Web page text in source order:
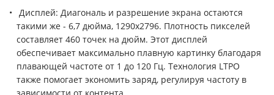
Дисплей: Диагональ и разрешение экрана остаются
такими же - 6,7 дюйма, 1290x2796. Плотность пикселей
составляет 460 точек на дюйм. Этот дисплей
обеспечивает максимально плавную картинку благодаря
плавающей частоте от 1 до 120 Гц. Технология LTPO
также помогает экономить заряд, регулируя частоту в